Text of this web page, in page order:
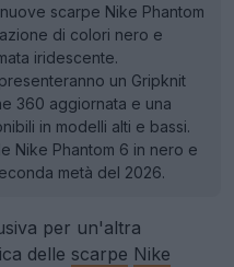
scarpe Nike Phantom
di colori nero e
iridescente.
un Gripknit
360 aggiornata e una
in modelli alti e bassi.
Nike Phantom 6 in nero e
metà del 2026.
per un'altra
delle scarpe Nike